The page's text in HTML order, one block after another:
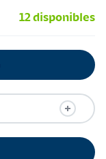
12 disponibles